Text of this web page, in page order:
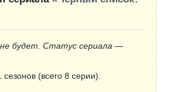
будет. Статус сериала —
(всего 8 серии).